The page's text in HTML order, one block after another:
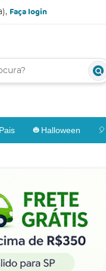
Faça login
Halloween